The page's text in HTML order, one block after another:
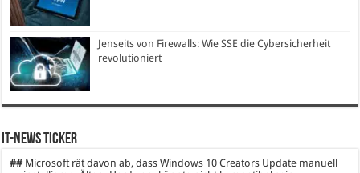
Jenseits von Firewalls: Wie SSE die Cybersicherheit
revolutioniert
IT-News Ticker
## Microsoft rät davon ab, dass Windows 10 Creators Update manuell